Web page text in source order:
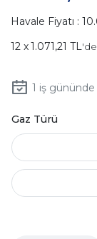
Havale Fiyatı :
1.071,21 TL
1 iş
Gaz Türü